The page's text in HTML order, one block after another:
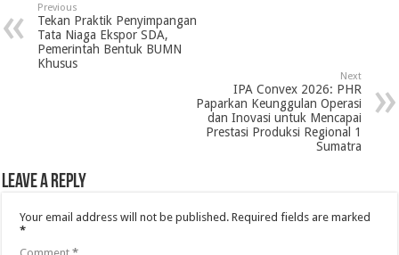
Previous
Tekan Praktik Penyimpangan
Tata Niaga Ekspor SDA,
Pemerintah Bentuk BUMN
Khusus
Next
IPA Convex 2026: PHR
Paparkan Keunggulan Operasi
dan Inovasi untuk Mencapai
Prestasi Produksi Regional 1
Sumatra
Leave a Reply
Your email address will not be published. Required fields are marked
*